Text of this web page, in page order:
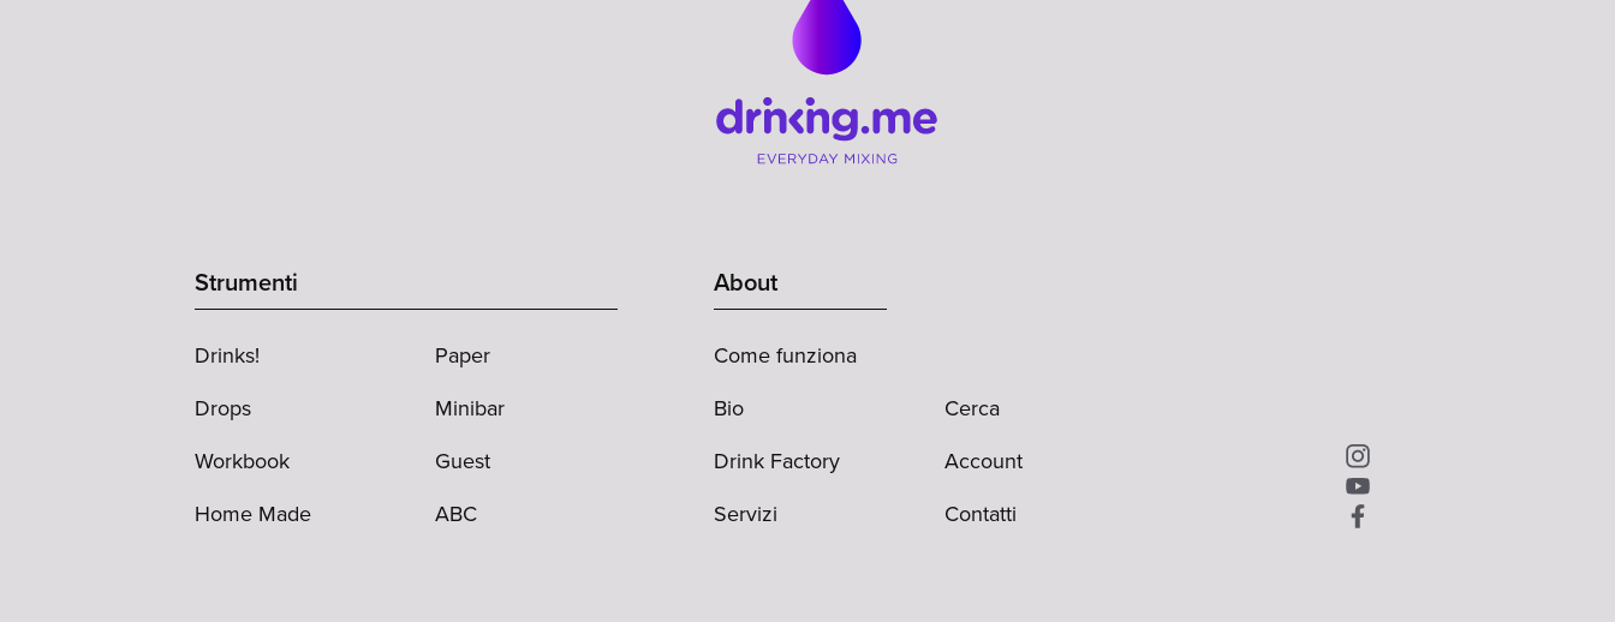
Strumenti
Drinks!
Drops
Workbook
Home Made
Paper
Minibar
Guest
ABC
About
Come funziona
Bio
Drink Factory
Servizi
Cerca
Account
Contatti